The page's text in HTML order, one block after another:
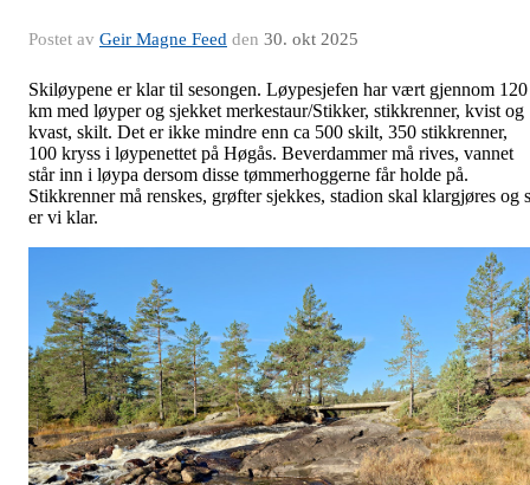
Postet av Geir Magne Feed den 30. okt 2025
Skiløypene er klar til sesongen. Løypesjefen har vært gjennom 120
km med løyper og sjekket merkestaur/Stikker, stikkrenner, kvist og
kvast, skilt. Det er ikke mindre enn ca 500 skilt, 350 stikkrenner,
100 kryss i løypenettet på Høgås. Beverdammer må rives, vannet
står inn i løypa dersom disse tømmerhoggerne får holde på.
Stikkrenner må renskes, grøfter sjekkes, stadion skal klargjøres og
er vi klar.